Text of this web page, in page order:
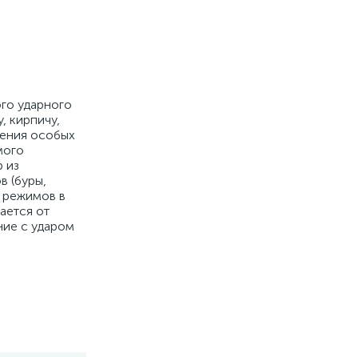
ударного
кирпичу,
особых
из
(буры,
режимов в
от
с ударом